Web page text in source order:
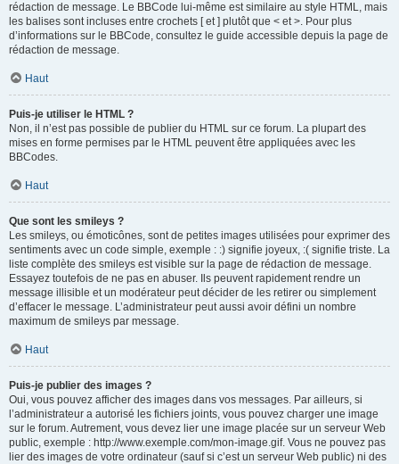
rédaction de message. Le BBCode lui-même est similaire au style HTML, mais
les balises sont incluses entre crochets [ et ] plutôt que < et >. Pour plus
d’informations sur le BBCode, consultez le guide accessible depuis la page de
rédaction de message.
Haut
Puis-je utiliser le HTML ?
Non, il n’est pas possible de publier du HTML sur ce forum. La plupart des
mises en forme permises par le HTML peuvent être appliquées avec les
BBCodes.
Haut
Que sont les smileys ?
Les smileys, ou émoticônes, sont de petites images utilisées pour exprimer des
sentiments avec un code simple, exemple : :) signifie joyeux, :( signifie triste. La
liste complète des smileys est visible sur la page de rédaction de message.
Essayez toutefois de ne pas en abuser. Ils peuvent rapidement rendre un
message illisible et un modérateur peut décider de les retirer ou simplement
d’effacer le message. L’administrateur peut aussi avoir défini un nombre
maximum de smileys par message.
Haut
Puis-je publier des images ?
Oui, vous pouvez afficher des images dans vos messages. Par ailleurs, si
l’administrateur a autorisé les fichiers joints, vous pouvez charger une image
sur le forum. Autrement, vous devez lier une image placée sur un serveur Web
public, exemple : http://www.exemple.com/mon-image.gif. Vous ne pouvez pas
lier des images de votre ordinateur (sauf si c’est un serveur Web public) ni des